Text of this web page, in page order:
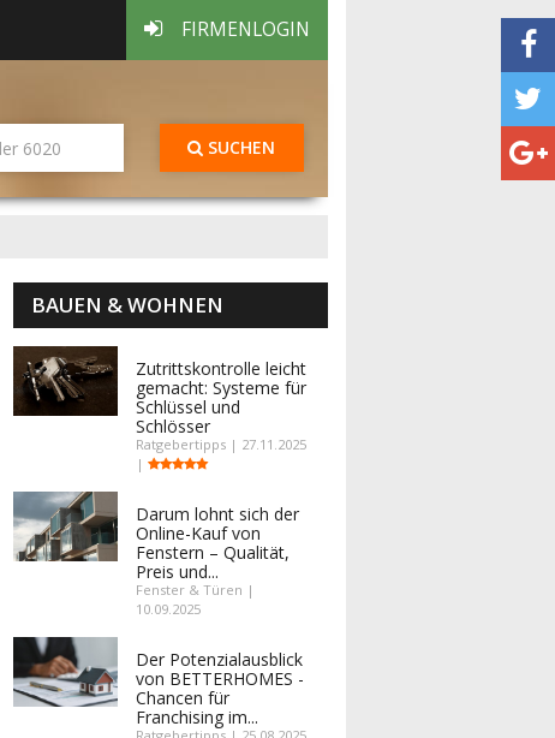
FIRMENLOGIN
SUCHEN
BAUEN & WOHNEN
Zutrittskontrolle leicht
gemacht: Systeme für
Schlüssel und
Schlösser
Ratgebertipps | 27.11.2025
|
Darum lohnt sich der
Online-Kauf von
Fenstern – Qualität,
Preis und...
Fenster & Türen |
10.09.2025
Der Potenzialausblick
von BETTERHOMES -
Chancen für
Franchising im...